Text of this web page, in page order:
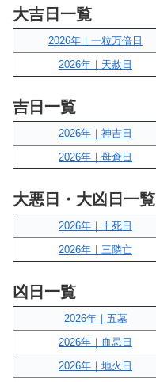
大吉日一覧
2026年｜一粒万倍日
2026年｜天赦日
吉日一覧
2026年｜神吉日
2026年｜母倉日
大悪日・大凶日一覧
2026年｜十死日
2026年｜三隣亡
凶日一覧
2026年｜五墓
2026年｜血忌日
2026年｜地火日